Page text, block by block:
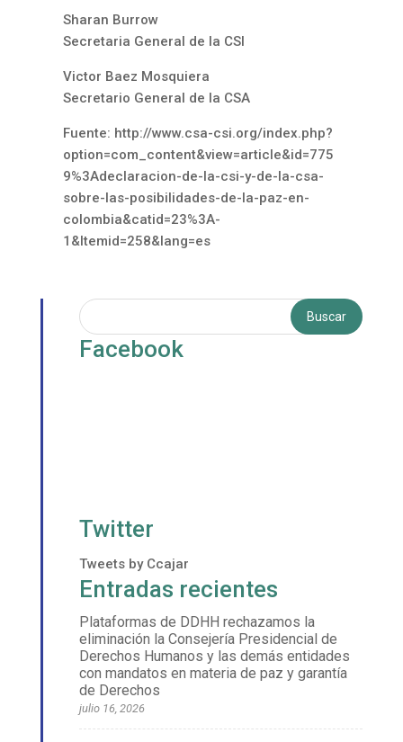
Sharan Burrow
Secretaria General de la CSI
Victor Baez Mosquiera
Secretario General de la CSA
Fuente: http://www.csa-csi.org/index.php?
option=com_content&view=article&id=775
9%3Adeclaracion-de-la-csi-y-de-la-csa-
sobre-las-posibilidades-de-la-paz-en-
colombia&catid=23%3A-
1&Itemid=258&lang=es
Facebook
Twitter
Tweets by Ccajar
Entradas recientes
Plataformas de DDHH rechazamos la
eliminación la Consejería Presidencial de
Derechos Humanos y las demás entidades
con mandatos en materia de paz y garantía
de Derechos
julio 16, 2026